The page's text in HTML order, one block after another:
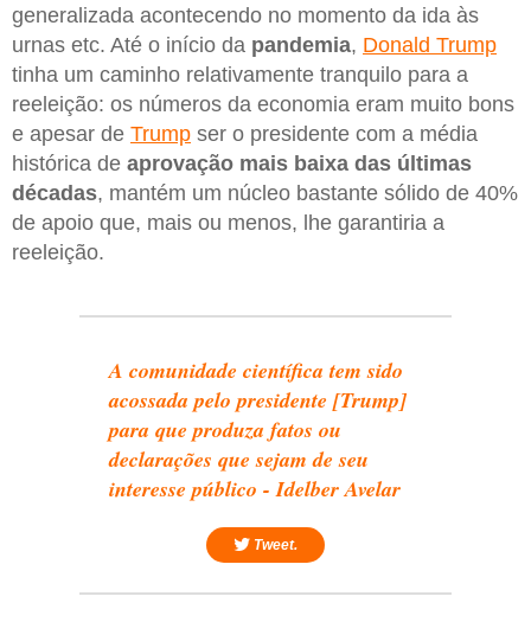
generalizada acontecendo no momento da ida às
urnas etc. Até o início da pandemia, Donald Trump
tinha um caminho relativamente tranquilo para a
reeleição: os números da economia eram muito bons
e apesar de Trump ser o presidente com a média
histórica de aprovação mais baixa das últimas
décadas, mantém um núcleo bastante sólido de 40%
de apoio que, mais ou menos, lhe garantiria a
reeleição.
A comunidade científica tem sido
acossada pelo presidente [Trump]
para que produza fatos ou
declarações que sejam de seu
interesse público - Idelber Avelar
Tweet.